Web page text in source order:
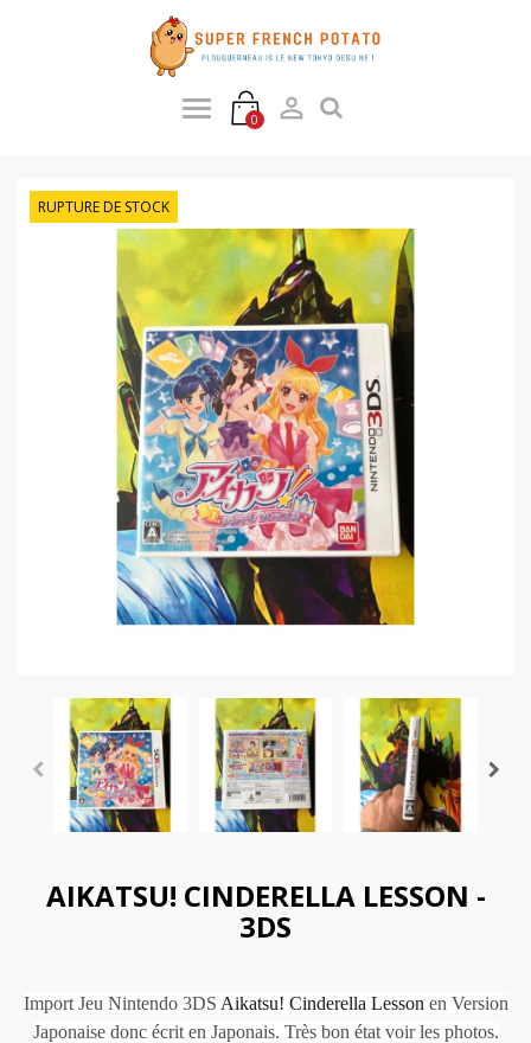
0 
RUPTURE DE STOCK
AIKATSU! CINDERELLA LESSON -
3DS
Import Jeu Nintendo 3DS Aikatsu! Cinderella Lesson en Version
Japonaise donc écrit en Japonais. Très bon état voir les photos.